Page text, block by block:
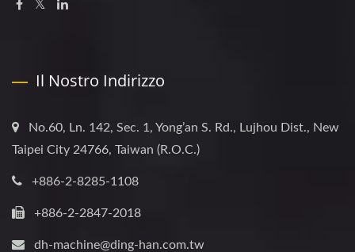
Il Nostro Indirizzo
No.60, Ln. 142, Sec. 1, Yong’an S. Rd., Lujhou Dist., New
Taipei City 24766, Taiwan (R.O.C.)
+886-2-8285-1108
+886-2-2847-2018
dh-machine@ding-han.com.tw